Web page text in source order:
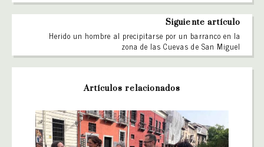
Siguiente artículo
Herido un hombre al precipitarse por un barranco en la
zona de las Cuevas de San Miguel
Artículos relacionados